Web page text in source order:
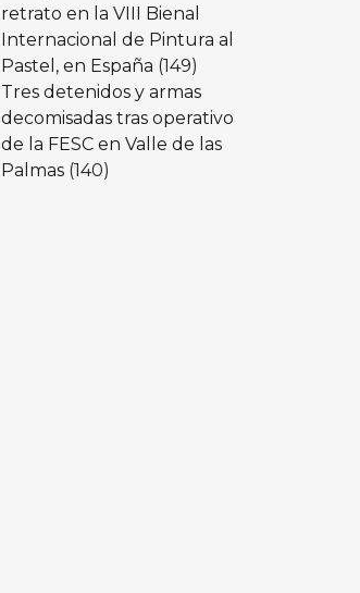
retrato en la VIII Bienal
Internacional de Pintura al
Pastel, en España (149)
Tres detenidos y armas
decomisadas tras operativo
de la FESC en Valle de las
Palmas (140)